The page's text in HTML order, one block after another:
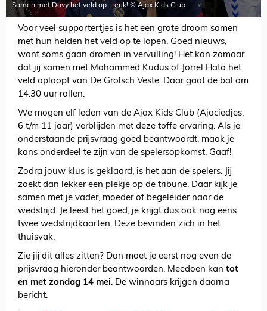
Samen met Davy het veld op. Leuk! © Ajax Kids Club
Voor veel supportertjes is het een grote droom samen
met hun helden het veld op te lopen. Goed nieuws,
want soms gaan dromen in vervulling! Het kan zomaar
dat jij samen met Mohammed Kudus of Jorrel Hato het
veld oploopt van De Grolsch Veste. Daar gaat de bal om
14.30 uur rollen.
We mogen elf leden van de Ajax Kids Club (Ajaciedjes,
6 t/m 11 jaar) verblijden met deze toffe ervaring. Als je
onderstaande prijsvraag goed beantwoordt, maak je
kans onderdeel te zijn van de spelersopkomst. Gaaf!
Zodra jouw klus is geklaard, is het aan de spelers. Jij
zoekt dan lekker een plekje op de tribune. Daar kijk je
samen met je vader, moeder of begeleider naar de
wedstrijd. Je leest het goed, je krijgt dus ook nog eens
twee wedstrijdkaarten. Deze bevinden zich in het
thuisvak.
Zie jij dit alles zitten? Dan moet je eerst nog even de
prijsvraag hieronder beantwoorden. Meedoen kan tot
en met zondag 14 mei. De winnaars krijgen daarna
bericht.